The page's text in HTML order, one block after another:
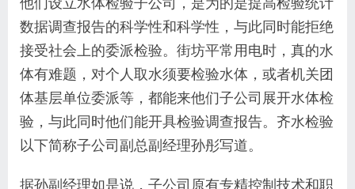
他们设立水体检验子公司，是为的是提高检验统计
数据调查报告的科学性和科学性，与此同时能拒绝
接受社会上的委派检验。街坊平常用电时，真的水
体有难题，对个人取水须要检验水体，或者机关团
体基层单位委派等，都能来他们子公司展开水体检
验，与此同时他们能开具检验调查报告。齐水检验
以下简称子公司副总副经理孙彤写道。
据孙副经理如是说，子公司原有专精控制技术和职